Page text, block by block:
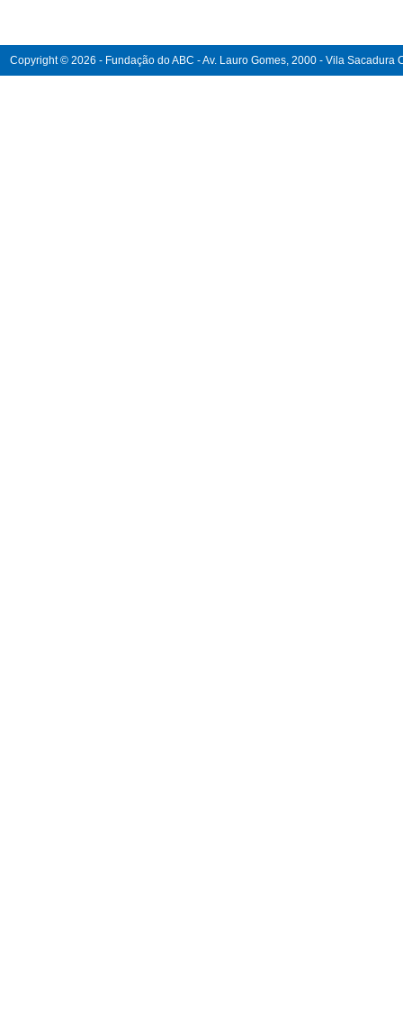
Copyright © 2026 - Fundação do ABC - Av. Lauro Gomes, 2000 - Vila